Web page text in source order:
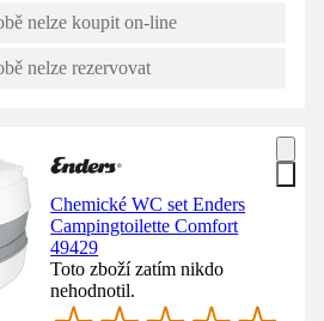
nelze koupit on-line
nelze rezervovat
Chemické WC set Enders
Campingtoilette Comfort
49429
Toto zboží zatím nikdo
nehodnotil.